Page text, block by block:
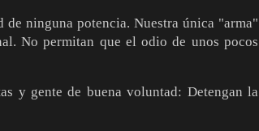
de ninguna potencia. Nuestra única "arma"
No permitan que el odio de unos pocos
y gente de buena voluntad: Detengan la